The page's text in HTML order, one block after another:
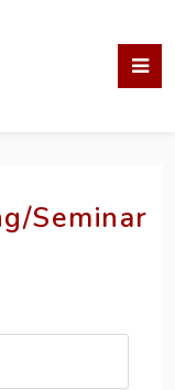
Seminar